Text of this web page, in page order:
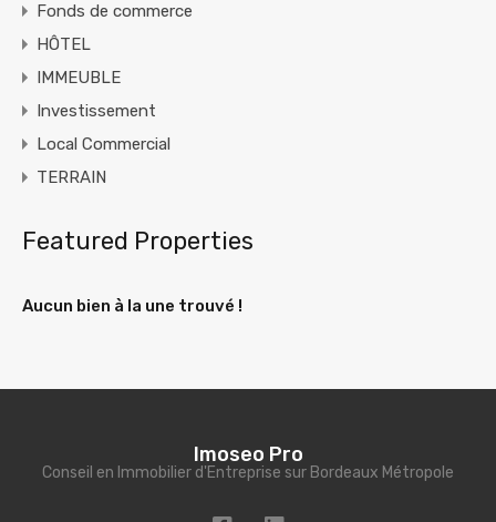
Fonds de commerce
HÔTEL
IMMEUBLE
Investissement
Local Commercial
TERRAIN
Featured Properties
Aucun bien à la une trouvé !
Imoseo Pro
Conseil en Immobilier d'Entreprise sur Bordeaux Métropole